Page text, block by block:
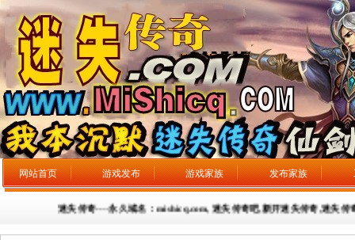
网站首页 游戏发布 游戏家族 发布家族
迷失传奇----永久域名：mishicq.com, 迷失传奇吧,新开迷失传奇,迷失传奇